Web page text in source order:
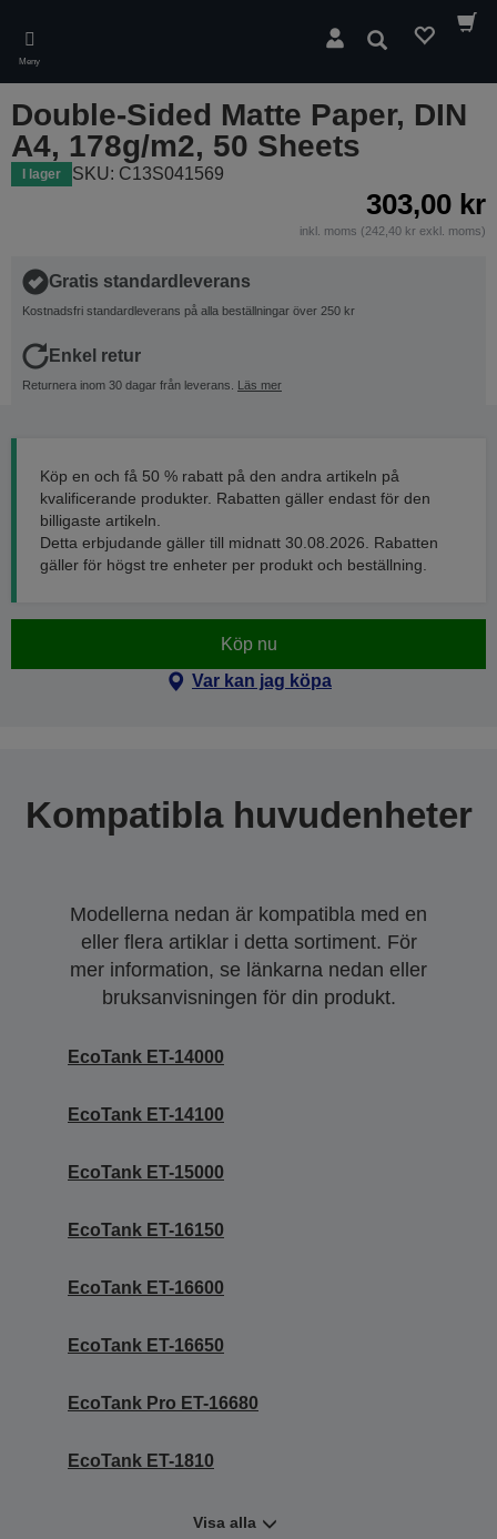
main
content
Meny
Sök
Double-Sided Matte Paper, DIN
A4, 178g/m2, 50 Sheets
I lager SKU: C13S041569
303,00 kr
inkl. moms (242,40 kr exkl. moms)
Gratis standardleverans
Kostnadsfri standardleverans på alla beställningar över 250 kr
Enkel retur
Returnera inom 30 dagar från leverans. Läs mer
Köp en och få 50 % rabatt på den andra artikeln på
kvalificerande produkter. Rabatten gäller endast för den
billigaste artikeln.
Detta erbjudande gäller till midnatt 30.08.2026. Rabatten
gäller för högst tre enheter per produkt och beställning.
Köp nu
Var kan jag köpa
Kompatibla huvudenheter
Modellerna nedan är kompatibla med en
eller flera artiklar i detta sortiment. För
mer information, se länkarna nedan eller
bruksanvisningen för din produkt.
EcoTank ET-14000
EcoTank ET-14100
EcoTank ET-15000
EcoTank ET-16150
EcoTank ET-16600
EcoTank ET-16650
EcoTank Pro ET-16680
EcoTank ET-1810
Visa alla